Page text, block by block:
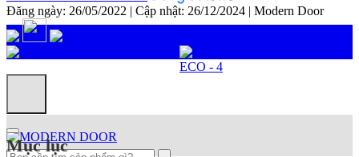
Đăng ngày: 26/05/2022 | Cập nhật: 26/12/2024 | Modern Door
Mục lục